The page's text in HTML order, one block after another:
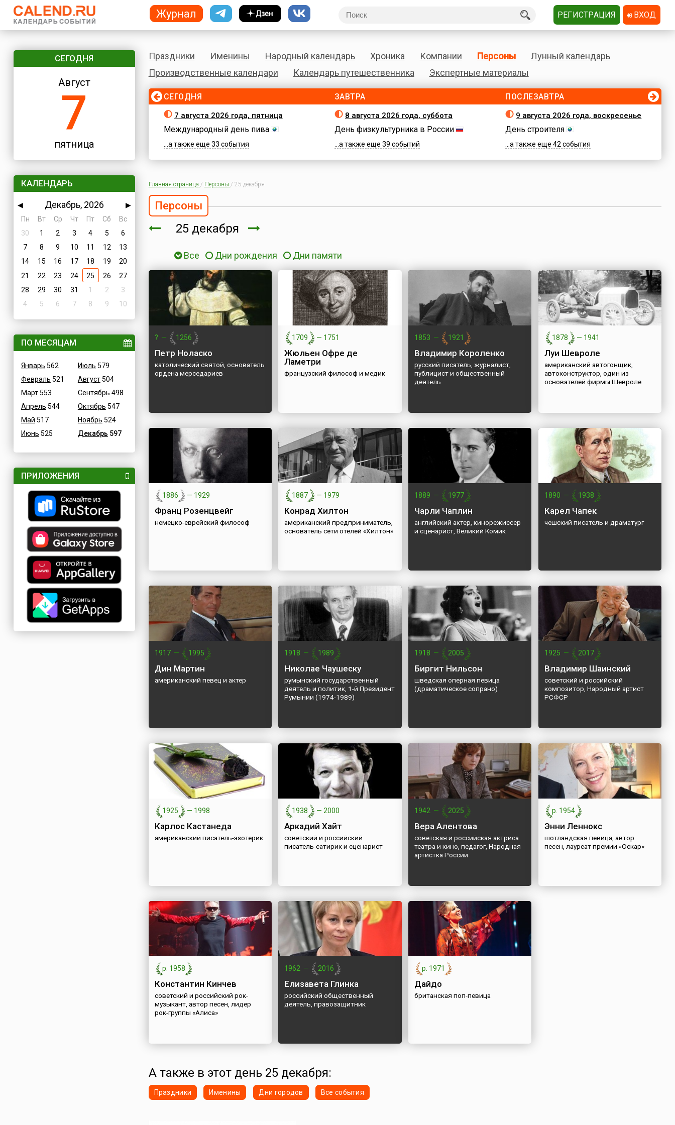
СЕГОДНЯ
Август
7
пятница
КАЛЕНДАРЬ
◀ Декабрь, 2026
▶
Пн
Вт Ср Чт Пт Сб
Вс
30
1 2 3 4 5
6
7
8 9 10 11 12
13
14
15 16 17 18 19
20
21
22 23 24 25 26
27
28
29 30 31 1 2
3
4
5 6 7 8 9 10
ПО МЕСЯЦАМ
Январь 562
Февраль 521
Март553
Апрель 544
Май 517
Июнь 525
Июль 579
Август504
Сентябрь 498
Октябрь 547
Ноябрь 524
Декабрь 597
ПРИЛОЖЕНИЯ
Праздники Именины Народный календарь Хроника Компании Персоны
Лунный календарь
Производственные календари
Календарь путешественника Экспертные материалы
СЕГОДНЯ
7 августа 2026 года, пятница
Международный день пива
...а также еще 33 события
ЗАВТРА
8 августа 2026 года, суббота
День физкультурника в России
...а также еще 39 событий
ПОСЛЕЗАВТРА
9 августа 2026 года, воскресенье
День строителя
...а также еще 42 события
Главная страница / Персоны / 25 декабря
Персоны
25 декабря
Все Дни рождения Дни памяти
? — 1256
Петр Ноласко
католический святой, основатель
ордена мерседариев
1709 — 1751
Жюльен Офре де
Ламетри
французский философ и медик
1853 — 1921
Владимир Короленко
русский писатель, журналист,
публицист и общественный
деятель
1878 — 1941
Луи Шевроле
американский автогонщик,
автоконструктор, один из
основателей фирмы Шевроле
1886 — 1929
Франц Розенцвейг
немецко-еврейский философ
1887 — 1979
Конрад Хилтон
американский предприниматель,
основатель сети отелей «Хилтон»
1889 — 1977
Чарли Чаплин
английский актер, кинорежиссер
и сценарист, Великий Комик
1890 — 1938
Карел Чапек
чешский писатель и драматург
1917 — 1995
Дин Мартин
американский певец и актер
1918 — 1989
Николае Чаушеску
румынский государственный
деятель и политик, 1-й Президент
Румынии (1974-1989)
1918 — 2005
Биргит Нильсон
шведская оперная певица
(драматическое сопрано)
1925 — 2017
Владимир Шаинский
советский и российский
композитор, Народный артист
РСФСР
1925 — 1998
Карлос Кастанеда
американский писатель-эзотерик
1938 —2000
Аркадий Хайт
советский и российский
писатель-сатирик и сценарист
1942 — 2025
Вера Алентова
советская и российская актриса
театра и кино, педагог, Народная
артистка России
р. 1954
Энни Леннокс
шотландская певица, автор
песен, лауреат премии «Оскар»
р. 1958
Константин Кинчев
советский и российский рок-
музыкант, автор песен, лидер
рок-группы «Алиса»
1962 — 2016
Елизавета Глинка
российский общественный
деятель, правозащитник
р. 1971
Дайдо
британская поп-певица
А также в этот день 25 декабря:
Праздники Именины Дни городов Все события
Журнал РЕГИСТРАЦИЯ ВХОД